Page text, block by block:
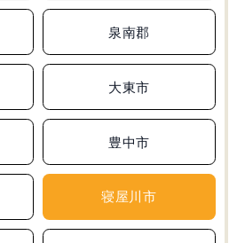
泉南郡
大東市
豊中市
寝屋川市